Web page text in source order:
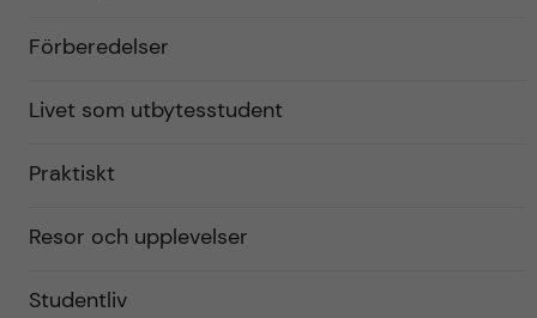
Förberedelser
Livet som utbytesstudent
Praktiskt
Resor och upplevelser
Studentliv